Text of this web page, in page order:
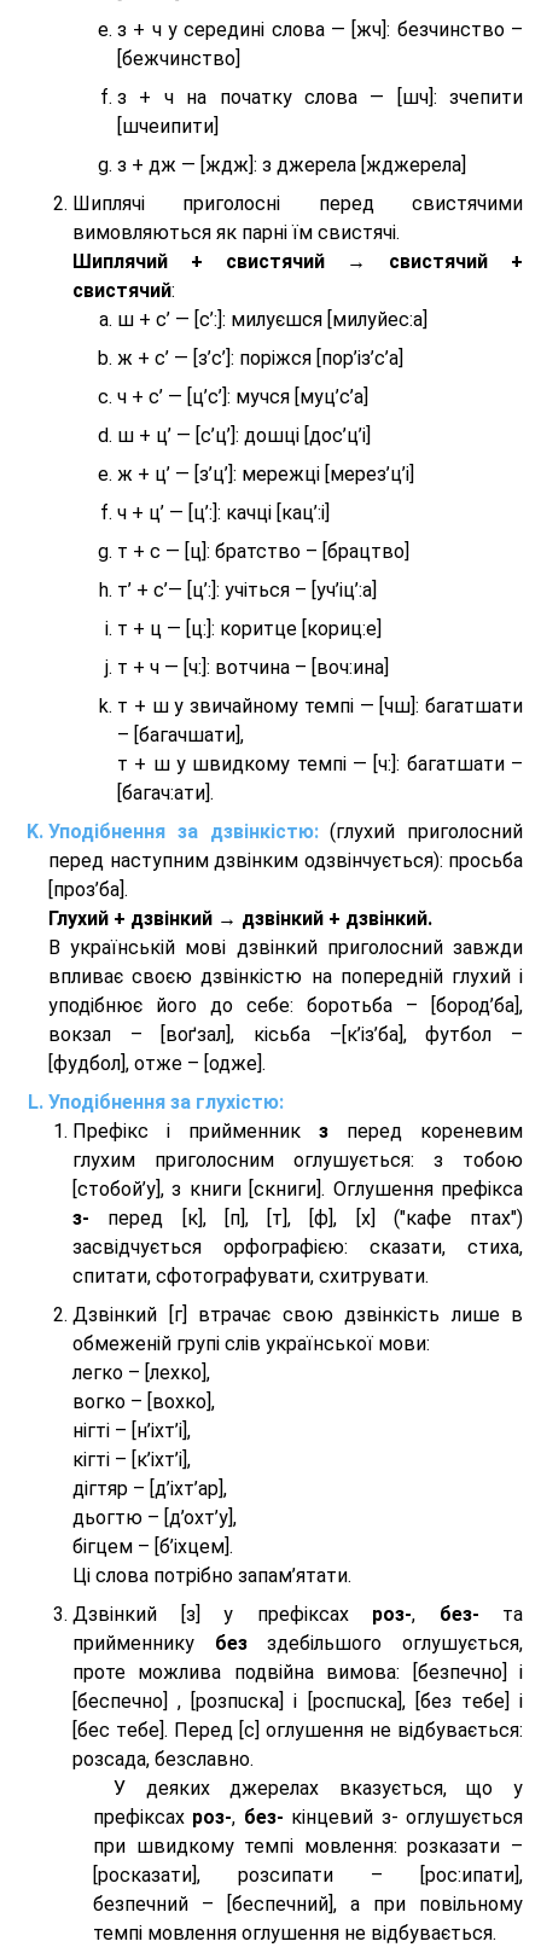
з + ч у середині слова — [жч]: безчинство –
[бежчинство]
з + ч на початку слова — [шч]: зчепити
[шчеипити]
з + дж — [ждж]: з джерела [жджерела]
Шиплячі приголосні перед свистячими
вимовляються як парні їм свистячі.
Шиплячий + свистячий → свистячий +
свистячий:
ш + с’ — [с’:]: милуєшся [милуйес:а]
ж + с’ — [з’с’]: поріжся [пор’із’с’а]
ч + с’ — [ц’с’]: мучся [муц’с’а]
ш + ц’ — [с’ц’]: дошці [дос’ц’і]
ж + ц’ — [з’ц’]: мережці [мерез’ц’і]
ч + ц’ — [ц’:]: качці [кац’:і]
т + с — [ц]: братство – [брaцтво]
т’ + с’— [ц’:]: учіться – [уч’іц’:a]
т + ц — [ц:]: коритце [кориц:е]
т + ч — [ч:]: вотчина – [вoч:ина]
т + ш у звичайному темпі — [чш]: багатшати
– [багачшати],
т + ш у швидкому темпі — [ч:]: багатшати –
[багач:ати].
Уподібнення за дзвінкістю:(глухий приголосний
перед наступним дзвінким одзвінчується): просьба
[проз’ба].
Глухий + дзвінкий → дзвінкий + дзвінкий.
В українській мові дзвінкий приголосний завжди
впливає своєю дзвінкістю на попередній глухий і
уподібнює його до себе: боротьба – [бород’ба],
вокзал – [воґзал], кісьба –[к’із’ба], футбол –
[фудбол], отже – [одже].
Уподібнення за глухістю:
Префікс і прийменник з перед кореневим
глухим приголосним оглушується: з тобою
[стобой’у], з книги [скниги]. Оглушення префікса
з- перед [к], [п], [т], [ф], [х] ("кафе птах")
засвідчується орфографією: сказати, стиха,
спитати, сфотографувати, схитрувати.
Дзвінкий [г] втрачає свою дзвінкість лише в
обмеженій групі слів української мови:
легко – [лехко],
вогко – [вохко],
нігті – [н’іхт’і],
кігті – [к’іхт’і],
дігтяр – [д’іхт’ар],
дьогтю – [д’охт’у],
бігцем – [б’іхцем].
Ці слова потрібно запам’ятати.
Дзвінкий [з] у префіксах роз-, без- та
прийменнику безздебільшого оглушується,
проте можлива подвійна вимова: [безпeчно] і
[беспeчно] , [розпuска] і [роспuска], [без тeбе] і
[бес тeбе]. Перед [с] оглушення не відбувається:
розсада, безславно.
У деяких джерелах вказується, що у
префіксах роз-, без- кінцевий з- оглушується
при швидкому темпі мовлення: розказати –
[росказати], розсипати – [роc:ипати],
безпечний – [беспечний], а при повільному
темпі мовлення оглушення не відбувається.